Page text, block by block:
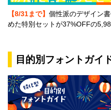
【8/31まで】 個性派のデザイン
めた特別セットが37%OFFの
目的別フォントガイ